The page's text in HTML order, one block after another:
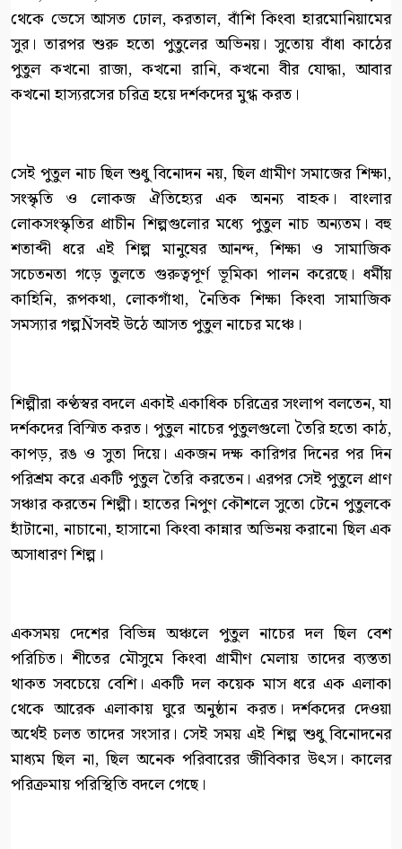
থেকে ভেসে আসত ঢোল, করতাল, বাঁশি কিংবা হারমোনিয়ামের
সুর। তারপর শুরু হতো পুতুলের অভিনয়। সুতোয় বাঁধা কাঠের
পুতুল কখনো রাজা, কখনো রানি, কখনো বীর যোদ্ধা, আবার
কখনো হাস্যরসের চরিত্র হয়ে দর্শকদের মুগ্ধ করত।
সেই পুতুল নাচ ছিল শুধু বিনোদন নয়, ছিল গ্রামীণ সমাজের শিক্ষা,
সংস্কৃতি ও লোকজ ঐতিহ্যের এক অনন্য বাহক। বাংলার
লোকসংস্কৃতির প্রাচীন শিল্পগুলোর মধ্যে পুতুল নাচ অন্যতম। বহু
শতাব্দী ধরে এই শিল্প মানুষের আনন্দ, শিক্ষা ও সামাজিক
সচেতনতা গড়ে তুলতে গুরুত্বপূর্ণ ভূমিকা পালন করেছে। ধর্মীয়
কাহিনি, রূপকথা, লোকগাঁথা, নৈতিক শিক্ষা কিংবা সামাজিক
সমস্যার গল্পÑসবই উঠে আসত পুতুল নাচের মঞ্চে।
শিল্পীরা কণ্ঠস্বর বদলে একাই একাধিক চরিত্রের সংলাপ বলতেন, যা
দর্শকদের বিস্মিত করত। পুতুল নাচের পুতুলগুলো তৈরি হতো কাঠ,
কাপড়, রঙ ও সুতা দিয়ে। একজন দক্ষ কারিগর দিনের পর দিন
পরিশ্রম করে একটি পুতুল তৈরি করতেন। এরপর সেই পুতুলে প্রাণ
সঞ্চার করতেন শিল্পী। হাতের নিপুণ কৌশলে সুতো টেনে পুতুলকে
হাঁটানো, নাচানো, হাসানো কিংবা কান্নার অভিনয় করানো ছিল এক
অসাধারণ শিল্প।
একসময় দেশের বিভিন্ন অঞ্চলে পুতুল নাচের দল ছিল বেশ
পরিচিত। শীতের মৌসুমে কিংবা গ্রামীণ মেলায় তাদের ব্যস্ততা
থাকত সবচেয়ে বেশি। একটি দল কয়েক মাস ধরে এক এলাকা
থেকে আরেক এলাকায় ঘুরে অনুষ্ঠান করত। দর্শকদের দেওয়া
অর্থেই চলত তাদের সংসার। সেই সময় এই শিল্প শুধু বিনোদনের
মাধ্যম ছিল না, ছিল অনেক পরিবারের জীবিকার উৎস। কালের
পরিক্রমায় পরিস্থিতি বদলে গেছে।